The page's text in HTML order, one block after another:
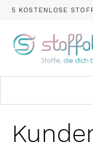
5 KOSTENLOSE